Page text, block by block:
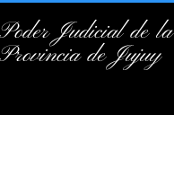
Poder Judicial de la
Provincia de Jujuy